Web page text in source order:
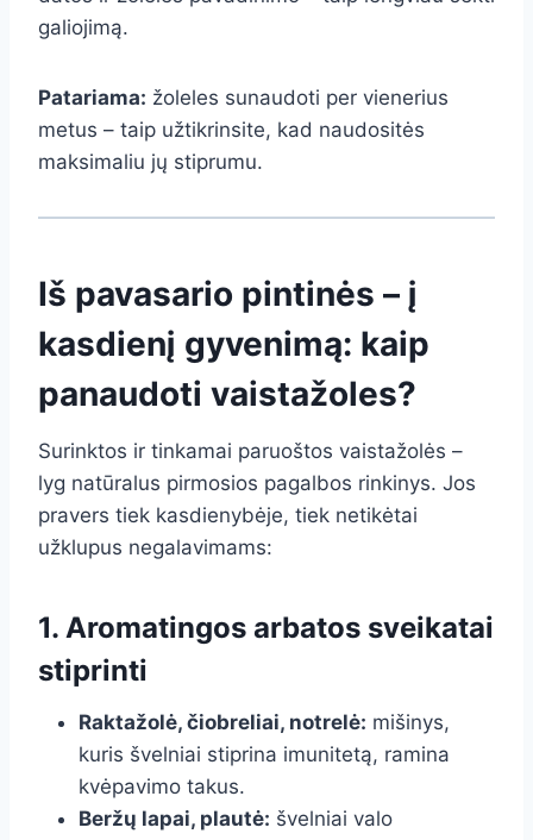
galiojimą.
Patariama: žoleles sunaudoti per vienerius
metus – taip užtikrinsite, kad naudositės
maksimaliu jų stiprumu.
Iš pavasario pintinės – į
kasdienį gyvenimą: kaip
panaudoti vaistažoles?
Surinktos ir tinkamai paruoštos vaistažolės –
lyg natūralus pirmosios pagalbos rinkinys. Jos
pravers tiek kasdienybėje, tiek netikėtai
užklupus negalavimams:
1. Aromatingos arbatos sveikatai
stiprinti
Raktažolė, čiobreliai, notrelė: mišinys,
kuris švelniai stiprina imunitetą, ramina
kvėpavimo takus.
Beržų lapai, plautė: švelniai valo